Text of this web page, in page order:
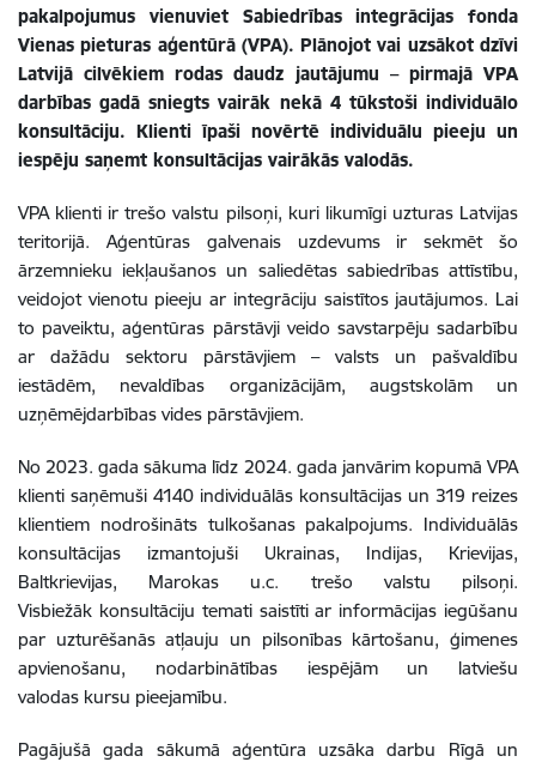
pakalpojumus vienuviet Sabiedrības integrācijas fonda
Vienas pieturas aģentūrā (VPA). Plānojot vai uzsākot dzīvi
Latvijā cilvēkiem rodas daudz jautājumu – pirmajā VPA
darbības gadā sniegts vairāk nekā 4 tūkstoši individuālo
konsultāciju. Klienti īpaši novērtē individuālu pieeju un
iespēju saņemt konsultācijas vairākās valodās.
VPA klienti ir trešo valstu pilsoņi, kuri likumīgi uzturas Latvijas
teritorijā. Aģentūras galvenais uzdevums ir sekmēt šo
ārzemnieku iekļaušanos un saliedētas sabiedrības attīstību,
veidojot vienotu pieeju ar integrāciju saistītos jautājumos. Lai
to paveiktu, aģentūras pārstāvji veido savstarpēju sadarbību
ar dažādu sektoru pārstāvjiem – valsts un pašvaldību
iestādēm, nevaldības organizācijām, augstskolām un
uzņēmējdarbības vides pārstāvjiem.
No 2023. gada sākuma līdz 2024. gada janvārim kopumā VPA
klienti saņēmuši 4140 individuālās konsultācijas un 319 reizes
klientiem nodrošināts tulkošanas pakalpojums. Individuālās
konsultācijas izmantojuši Ukrainas, Indijas, Krievijas,
Baltkrievijas, Marokas u.c. trešo valstu pilsoņi.
Visbiežāk konsultāciju temati saistīti ar informācijas iegūšanu
par uzturēšanās atļauju un pilsonības kārtošanu, ģimenes
apvienošanu, nodarbinātības iespējām un latviešu
valodas kursu pieejamību.
Pagājušā gada sākumā aģentūra uzsāka darbu Rīgā un